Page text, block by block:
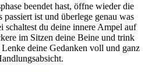
beendet hast, öffne wieder die
ist und überlege genau was
schaltest du deine innere Ampel auf
im Sitzen deine Beine und trink
deine Gedanken voll und ganz